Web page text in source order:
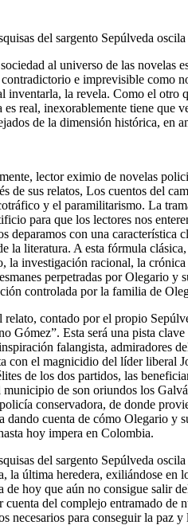
del sargento Sepúlveda
al universo de las novelas
e imprevisible como
inventarla, la revela. Como el otro
es real, inexorablemente tiene que
de la dimensión histórica, en
lector eximio de novelas
de sus relatos, Los cuentos del
y el paramilitarismo. La
para que los lectores nos
deparamos con una
la literatura. A esta fórmula
la investigación racional, la
perpetradas por Olegario
controlada por la familia de
contado por el propio
Gómez”. Esta será una pista
falangista, admiradores
con el magnicidio del líder liberal
de los dos partidos, las
de son oriundos los
conservadora, de donde
dando cuenta de cómo Olegario y
hoy impera en Colombia.
del sargento Sepúlveda
la última heredera, exiliándose en
hoy que aún no consigue salir
cuenta del complejo entramado de
necesarios para conseguir la paz